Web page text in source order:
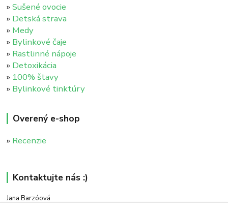
»Sušené ovocie
» Detská strava
» Medy
» Bylinkové čaje
» Rastlinné nápoje
» Detoxikácia
» 100% štavy
» Bylinkové tinktúry
Overený e-shop
» Recenzie
Kontaktujte nás :)
Jana Barzóová